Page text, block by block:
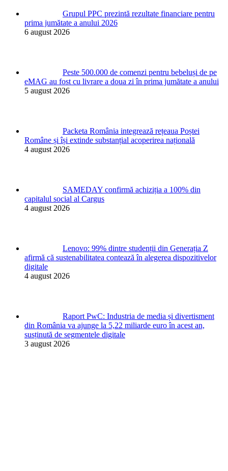
Grupul PPC prezintă rezultate financiare pentru
prima jumătate a anului 2026
6 august 2026
Peste 500.000 de comenzi pentru bebeluși de pe
eMAG au fost cu livrare a doua zi în prima jumătate a anului
5 august 2026
Packeta România integrează rețeaua Poștei
Române și își extinde substanțial acoperirea națională
4 august 2026
SAMEDAY confirmă achiziția a 100% din
capitalul social al Cargus
4 august 2026
Lenovo: 99% dintre studenții din Generația Z
afirmă că sustenabilitatea contează în alegerea dispozitivelor
digitale
4 august 2026
Raport PwC: Industria de media și divertisment
din România va ajunge la 5,22 miliarde euro în acest an,
susținută de segmentele digitale
3 august 2026